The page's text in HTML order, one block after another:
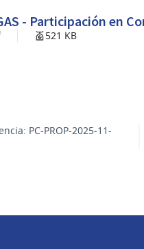
- Participación en
521 KB
PC-PROP-2025-11-